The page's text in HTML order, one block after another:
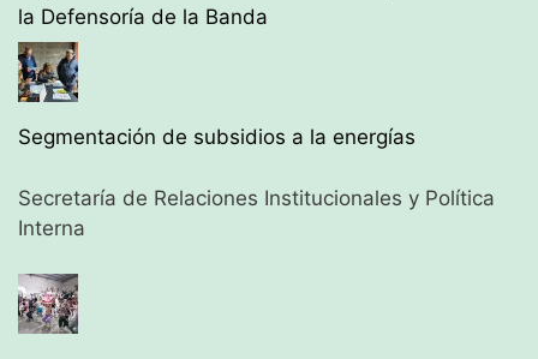
la Defensoría de la Banda
Segmentación de subsidios a la energías
Secretaría de Relaciones Institucionales y Política
Interna